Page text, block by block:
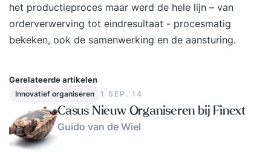
het productieproces maar werd de hele lijn – van
orderverwerving tot eindresultaat - procesmatig
bekeken, ook de samenwerking en de aansturing.
Gerelateerde artikelen
Innovatief organiseren 1 SEP.‘14
Casus Nieuw Organiseren bij Finext
Guido van de Wiel